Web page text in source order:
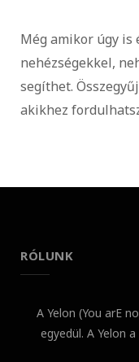
Még amikor úgy is
nehézségekkel,
segíthet.
akikhez
RÓLUNK
A Yelon (You arE
egyedül. A Yelon